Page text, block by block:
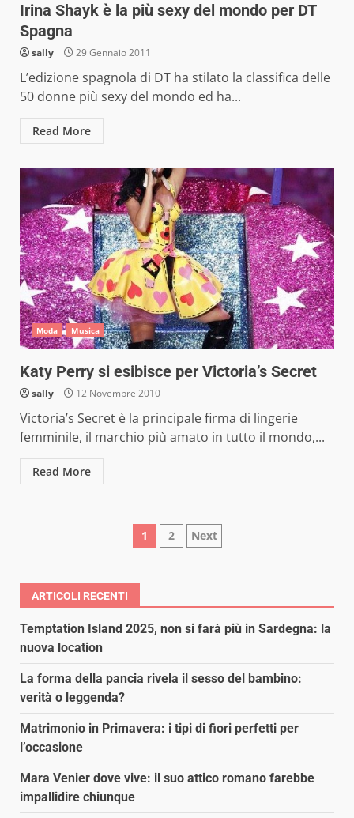
Irina Shayk è la più sexy del mondo per DT
Spagna
sally 29 Gennaio 2011
L’edizione spagnola di DT ha stilato la classifica delle
50 donne più sexy del mondo ed ha...
Read More
Moda Musica
Katy Perry si esibisce per Victoria’s Secret
sally 12 Novembre 2010
Victoria’s Secret è la principale firma di lingerie
femminile, il marchio più amato in tutto il mondo,...
Read More
Paginazione
articoli
1 2 Next
ARTICOLI RECENTI
Temptation Island 2025, non si farà più in Sardegna: la
nuova location
La forma della pancia rivela il sesso del bambino:
verità o leggenda?
Matrimonio in Primavera: i tipi di fiori perfetti per
l’occasione
Mara Venier dove vive: il suo attico romano farebbe
impallidire chiunque